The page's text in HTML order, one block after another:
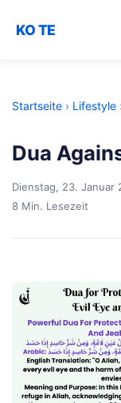
KO TE
Startseite › Lifestyle
Dua
Dienstag, 23. Januar
8 Min. Lesezeit